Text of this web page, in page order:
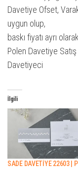
Davetiye Ofset,
uygun olup,
baskı fiyatı ayrı
Polen Davetiye
Davetiyeci
İlgili
SADE DAVETİYE 22603 |